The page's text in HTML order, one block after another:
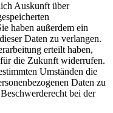
Auskunft über
haben außerdem ein
Daten zu verlangen.
erteilt haben,
die Zukunft widerrufen.
Umständen die
Daten zu
bei der